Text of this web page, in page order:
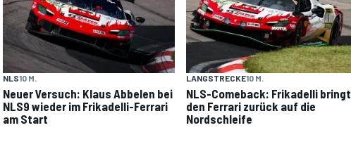
NLS10 M.
Neuer Versuch: Klaus Abbelen bei
NLS9 wieder im Frikadelli-Ferrari
am Start
LANGSTRECKE10 M.
NLS-Comeback: Frikadelli bringt
den Ferrari zurück auf die
Nordschleife